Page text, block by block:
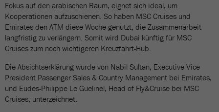
Fokus auf den arabischen Raum, eignet sich ideal, um
Kooperationen aufzuschienen. So haben MSC Cruises und
Emirates den ATM diese Woche genutzt, die Zusammenarbeit
langfristig zu verlängern. Somit wird Dubai künftig für MSC
Cruises zum noch wichtigeren Kreuzfahrt-Hub.
Die Absichtserklärung wurde von Nabil Sultan, Executive Vice
President Passenger Sales & Country Management bei Emirates,
und Eudes-Philippe Le Guelinel, Head of Fly&Cruise bei MSC
Cruises, unterzeichnet.